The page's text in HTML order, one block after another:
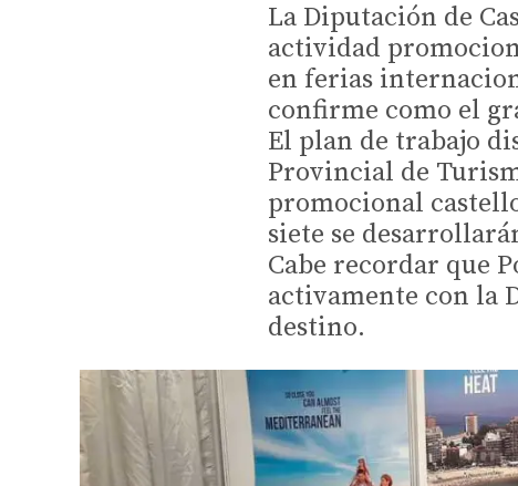
La Diputación de
actividad
en ferias
confirme como el
El plan de trabajo
Provincial de
promocional
siete se
Cabe recordar que
activamente con la
destino.